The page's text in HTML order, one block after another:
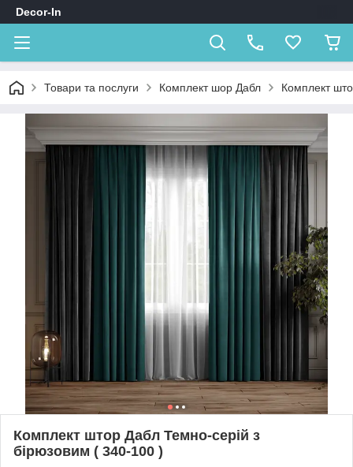
Decor-In
Товари та послуги Комплект шор Дабл Комплект
Комплект штор Дабл Темно-серій з
бірюзовим ( 340-100 )